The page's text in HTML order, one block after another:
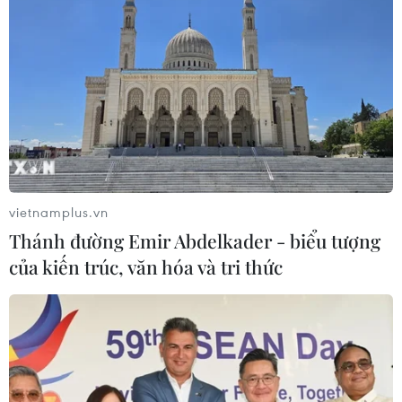
Sông Hồng và khát vọng kiến tạo Hà
Nội trở thành đô thị toàn cầu
08/08/2026 13:13
Nông sản Việt Nam còn nhiều dư địa
08/08/2026 12:55
Kết luận thanh tra về cơ sở nhà, đất
dôi dư sau sắp xếp tại thành phố Hải
Phòng
08/08/2026 12:53
vietnamplus.vn
Thánh đường Emir Abdelkader - biểu tượng
của kiến trúc, văn hóa và tri thức